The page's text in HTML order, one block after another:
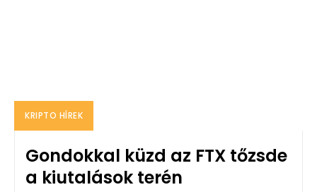
KRIPTO HÍREK
Gondokkal küzd az FTX tőzsde
a kiutalások terén